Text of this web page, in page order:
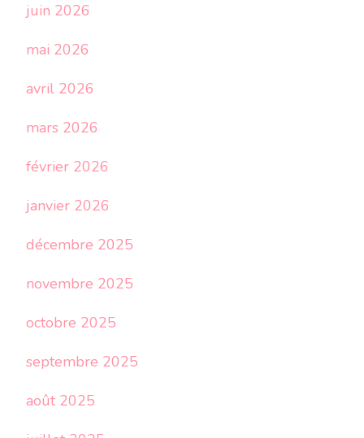
juin 2026
mai 2026
avril 2026
mars 2026
février 2026
janvier 2026
décembre 2025
novembre 2025
octobre 2025
septembre 2025
août 2025